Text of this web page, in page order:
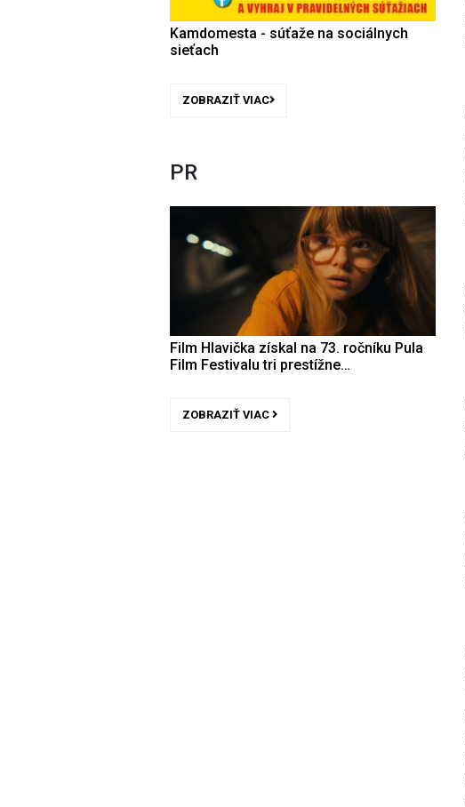
Kamdomesta - súťaže na sociálnych
sieťach
ZOBRAZIŤ VIAC
PR
Film Hlavička získal na 73. ročníku Pula
Film Festivalu tri prestížne…
ZOBRAZIŤ VIAC